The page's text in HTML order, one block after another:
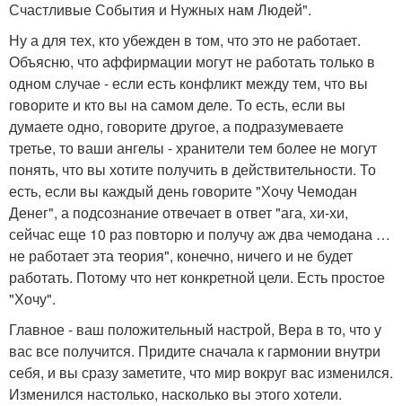
Счастливые События и Нужных нам Людей".
Ну а для тех, кто убежден в том, что это не работает.
Объясню, что аффирмации могут не работать только в
одном случае - если есть конфликт между тем, что вы
говорите и кто вы на самом деле. То есть, если вы
думаете одно, говорите другое, а подразумеваете
третье, то ваши ангелы - хранители тем более не могут
понять, что вы хотите получить в действительности. То
есть, если вы каждый день говорите "Хочу Чемодан
Денег", а подсознание отвечает в ответ "ага, хи-хи,
сейчас еще 10 раз повторю и получу аж два чемодана …
не работает эта теория", конечно, ничего и не будет
работать. Потому что нет конкретной цели. Есть простое
"Хочу".
Главное - ваш положительный настрой, Вера в то, что у
вас все получится. Придите сначала к гармонии внутри
себя, и вы сразу заметите, что мир вокруг вас изменился.
Изменился настолько, насколько вы этого хотели.